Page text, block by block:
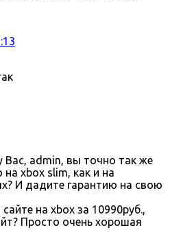
admin, вы точно так же
на xbox slim, как и на
И дадите гарантию на свою
на xbox за 10990руб.,
Просто очень хорошая